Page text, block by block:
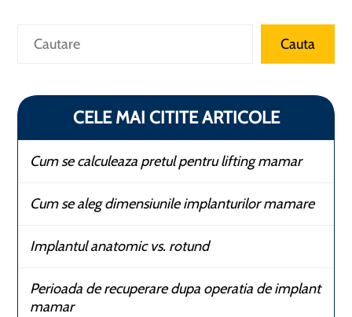
Caută Cauta
CELE MAI CITITE ARTICOLE
Cum se calculeaza pretul pentru lifting mamar
Cum se aleg dimensiunile implanturilor mamare
Implantul anatomic vs. rotund
Perioada de recuperare dupa operatia de implant
mamar